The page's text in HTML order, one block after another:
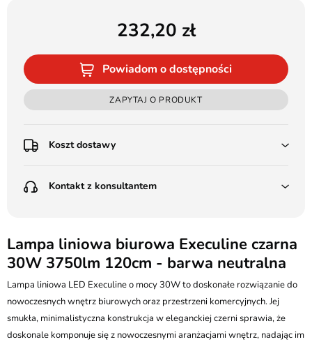
232,20
Powiadom o dostępności
ZAPYTAJ O PRODUKT
Koszt dostawy
Poczta Polska Kurier 48H - 11 zł
(od 1000 zł dla gabarytów, nie dotyczy produktów 3m)
Pobranie:
Poczta Polska Kurier 48H - 16 zł
Kurier GLS - 20 zł
Przesyłka Gabarytowa - 35 zł
Kontakt z konsultantem
Batalionów Chłopskich 12, 94-058 Łódź
506 336 320
kontakt@ledstyl.pl
Lampa liniowa biurowa Execuline czarna
30W 3750lm 120cm - barwa neutralna
Lampa liniowa LED Execuline o mocy 30W to doskonałe rozwiązanie do
nowoczesnych wnętrz biurowych oraz przestrzeni komercyjnych. Jej
smukła, minimalistyczna konstrukcja w eleganckiej czerni sprawia, że
doskonale komponuje się z nowoczesnymi aranżacjami wnętrz, nadając im